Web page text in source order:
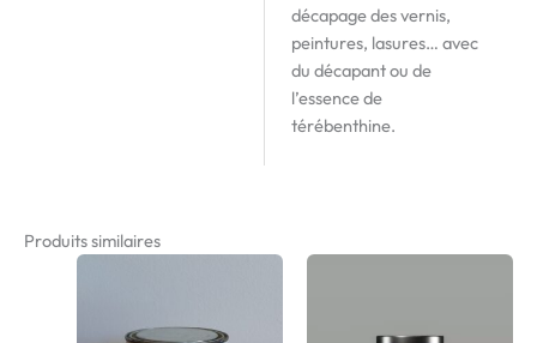
décapage des vernis,
peintures, lasures… avec
du décapant ou de
l’essence de
térébenthine.
Produits similaires